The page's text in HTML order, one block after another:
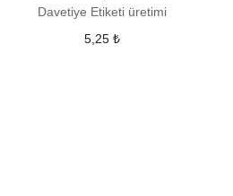
Davetiye Etiketi üretimi
5,25 ₺